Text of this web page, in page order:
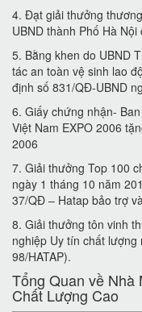
4. Đạt giải thưởng
UBND thành Phố Hà
5. Bằng khen do UBND
tác an toàn vệ sinh lao
định số 831/QĐ-UBND
6. Giấy chứng nhận-
Việt Nam EXPO 2006
2006
7. Giải thưởng Top 100
ngày 1 tháng 10 năm
37/QĐ – Hatap bảo trợ
8. Giải thưởng tôn vinh
nghiệp Uy tín chất
98/HATAP).
Tổng Quan về Nhà
Chất Lượng Cao